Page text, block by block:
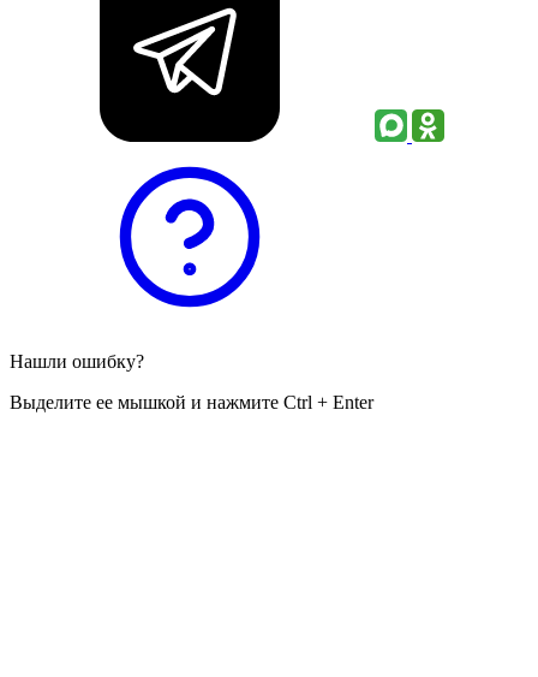
Нашли ошибку?
Выделите ее мышкой и нажмите Ctrl + Enter